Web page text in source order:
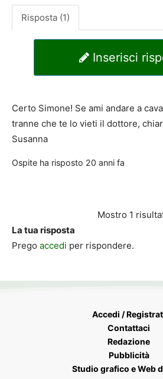
Risposta (1)
Inserisci
Certo Simone! Se ami andare a
tranne che te lo vieti il dottore,
Susanna
Ospite ha risposto 20 anni fa
Mostro 1
La tua risposta
Prego accedi per rispondere.
Accedi /
Contattaci
Redazione
Pubblicità
Studio grafico e Web